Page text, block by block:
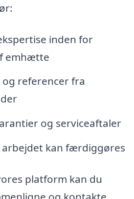
inden for
emhætte
referencer fra
og serviceaftaler
kan færdiggøres
platform kan du